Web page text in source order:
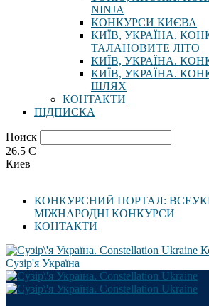
NINJA
КОНКУРСИ КИЄВА
КИЇВ, УКРАЇНА.
ТАЛАНОВИТЕ ЛІТО
КИЇВ, УКРАЇНА.
КИЇВ, УКРАЇНА.
ШЛЯХ
КОНТАКТИ
ПІДПИСКА
Поиск
26.5 C
Киев
КОНКУРСНИЙ ПОРТАЛ:
МІЖНАРОДНІ КОНКУРСИ
КОНТАКТИ
Сузір'я Україна